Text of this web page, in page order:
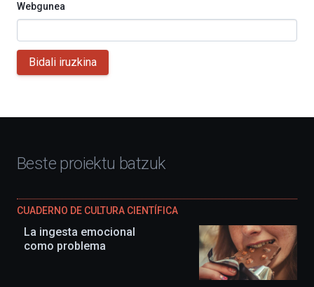
Webgunea
Bidali iruzkina
Beste proiektu batzuk
CUADERNO DE CULTURA CIENTÍFICA
La ingesta emocional
como problema